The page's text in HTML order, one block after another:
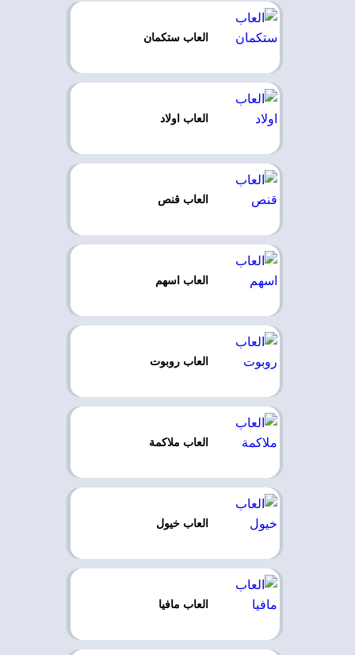
العاب ستكمان
العاب اولاد
العاب قنص
العاب اسهم
العاب روبوت
العاب ملاكمة
العاب خيول
العاب مافيا